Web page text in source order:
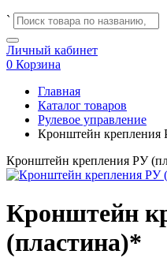
`
Личный кабинет
0 Корзина
Главная
Каталог товаров
Рулевое управление
Кронштейн крепления
Кронштейн крепления РУ
Кронштейн
(пластина)*